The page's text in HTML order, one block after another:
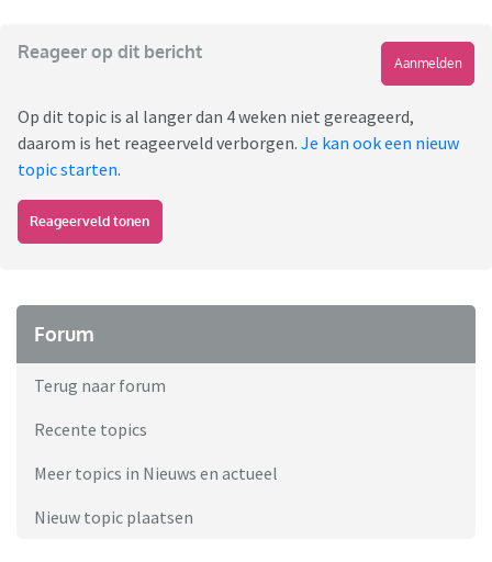
Reageer op dit bericht
Aanmelden
Op dit topic is al langer dan 4 weken niet gereageerd,
daarom is het reageerveld verborgen. Je kan ook een nieuw
topic starten.
Reageerveld tonen
Forum
Terug naar forum
Recente topics
Meer topics in Nieuws en actueel
Nieuw topic plaatsen